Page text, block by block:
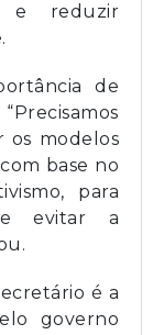
e reduzir
de
os modelos
base no
para
e evitar a
é a
governo